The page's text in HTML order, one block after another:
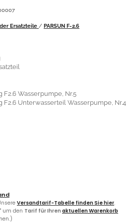
Ersatzteile / PARSUN F-2.6
Wasserpumpe, Nr.5
F2.6 Unterwasserteil Wasserpumpe, Nr.4
Versandtarif-Tabelle finden Sie hier.
um den Tarif für Ihren aktuellen Warenkorb